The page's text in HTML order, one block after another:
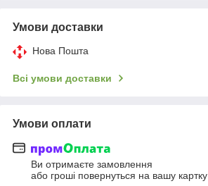
Умови доставки
Нова Пошта
Всі умови доставки
Умови оплати
Ви отримаєте замовлення
або гроші повернуться на вашу картку